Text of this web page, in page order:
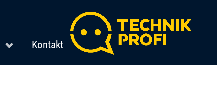
Kontakt